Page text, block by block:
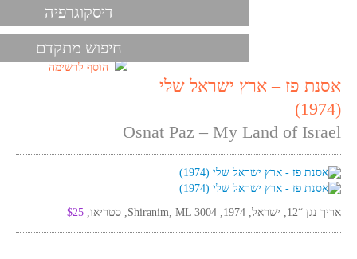
דיסקוגרפיה
חיפוש מתקדם
הוסף לרשימה
אסנת פז – ארץ ישראל שלי
(1974)
Osnat Paz – My Land of Israel
אריך נגן “12, ישראל, 1974, Shiranim, ML 3004, סטריאו, $25